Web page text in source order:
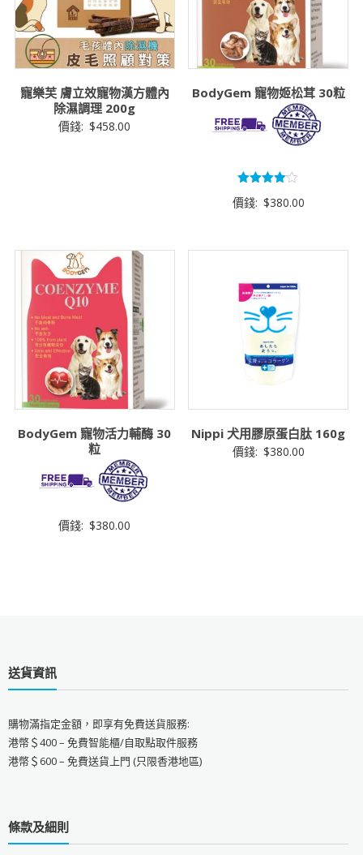
寵樂芙 膚立效寵物漢方體內
除濕調理 200g
價錢: $458.00
BodyGem 寵物姬松茸 30粒
4.00
價錢: $380.00
BodyGem 寵物活力輔酶 30
粒
價錢: $380.00
Nippi 犬用膠原蛋白肽 160g
價錢: $380.00
送貨資訊
購物滿指定金額，即享有免費送貨服務:
港幣＄400 – 免費智能櫃/自取點取件服務
港幣＄600 – 免費送貨上門 (只限香港地區)
條款及細則